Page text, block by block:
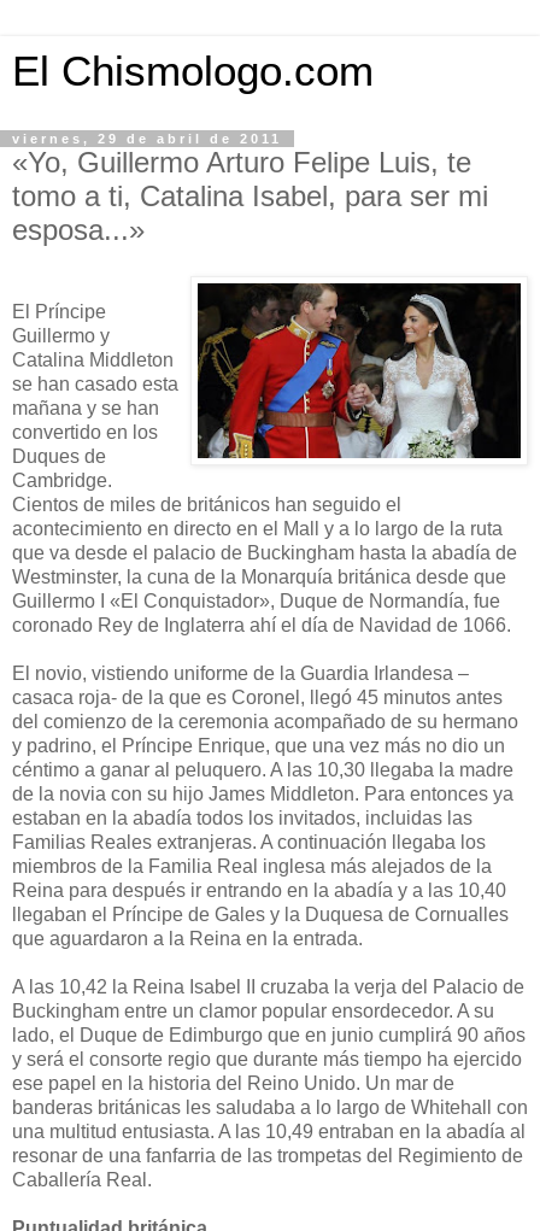
El Chismologo.com
viernes, 29 de abril de 2011
«Yo, Guillermo Arturo Felipe Luis, te
tomo a ti, Catalina Isabel, para ser mi
esposa...»
El Príncipe
Guillermo y
Catalina Middleton
se han casado esta
mañana y se han
convertido en los
Duques de
Cambridge.
Cientos de miles de británicos han seguido el
acontecimiento en directo en el Mall y a lo largo de la ruta
que va desde el palacio de Buckingham hasta la abadía de
Westminster, la cuna de la Monarquía británica desde que
Guillermo I «El Conquistador», Duque de Normandía, fue
coronado Rey de Inglaterra ahí el día de Navidad de 1066.
El novio, vistiendo uniforme de la Guardia Irlandesa –
casaca roja- de la que es Coronel, llegó 45 minutos antes
del comienzo de la ceremonia acompañado de su hermano
y padrino, el Príncipe Enrique, que una vez más no dio un
céntimo a ganar al peluquero. A las 10,30 llegaba la madre
de la novia con su hijo James Middleton. Para entonces ya
estaban en la abadía todos los invitados, incluidas las
Familias Reales extranjeras. A continuación llegaba los
miembros de la Familia Real inglesa más alejados de la
Reina para después ir entrando en la abadía y a las 10,40
llegaban el Príncipe de Gales y la Duquesa de Cornualles
que aguardaron a la Reina en la entrada.
A las 10,42 la Reina Isabel II cruzaba la verja del Palacio de
Buckingham entre un clamor popular ensordecedor. A su
lado, el Duque de Edimburgo que en junio cumplirá 90 años
y será el consorte regio que durante más tiempo ha ejercido
ese papel en la historia del Reino Unido. Un mar de
banderas británicas les saludaba a lo largo de Whitehall con
una multitud entusiasta. A las 10,49 entraban en la abadía al
resonar de una fanfarria de las trompetas del Regimiento de
Caballería Real.